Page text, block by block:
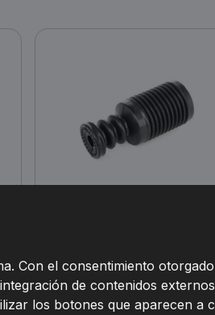
Con el consentimiento
de contenidos
los botones que aparecen a